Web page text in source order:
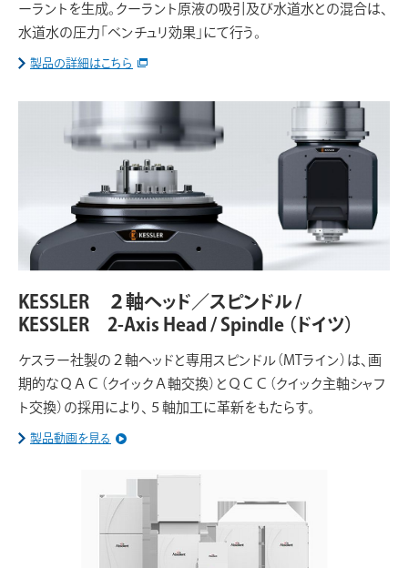
ーラントを生成。クーラント原液の吸引及び水道水との混合は、
水道水の圧力「ベンチュリ効果」にて行う。
製品の詳細はこちら
KESSLER ２軸ヘッド／スピンドル /
KESSLER 2-Axis Head / Spindle （ドイツ）
ケスラー社製の２軸ヘッドと専用スピンドル（MTライン）は、画
期的なＱＡＣ（クイックＡ軸交換）とＱＣＣ（クイック主軸シャフ
ト交換）の採用により、５軸加工に革新をもたらす。
製品動画を見る